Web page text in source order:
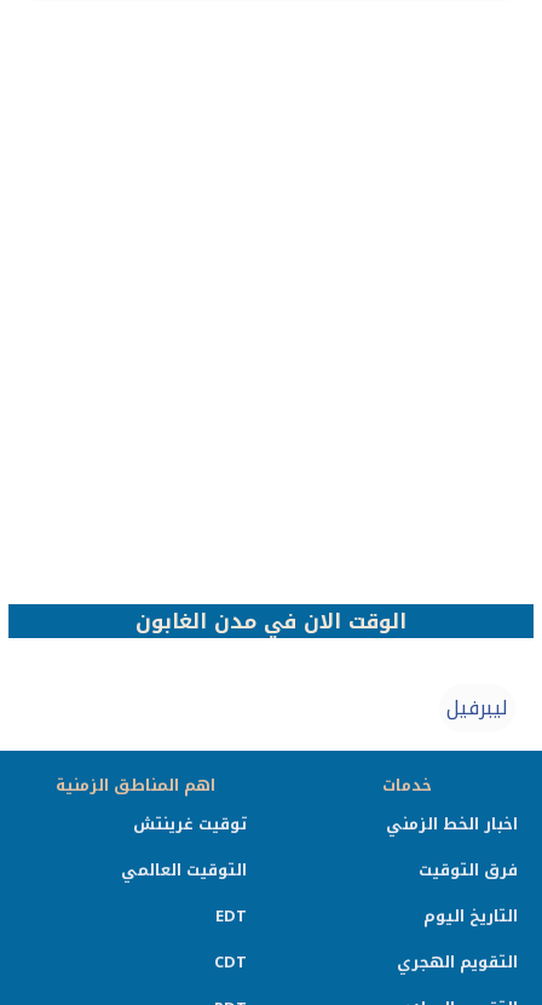
الوقت الان في مدن الغابون
ليبرفيل
خدمات
اخبار الخط الزمني
فرق التوقيت
التاريخ اليوم
التقويم الهجري
اهم المناطق الزمنية
توقيت غرينتش
التوقيت العالمي
EDT
CDT